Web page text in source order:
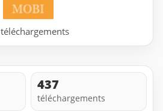
téléchargements
437
téléchargements